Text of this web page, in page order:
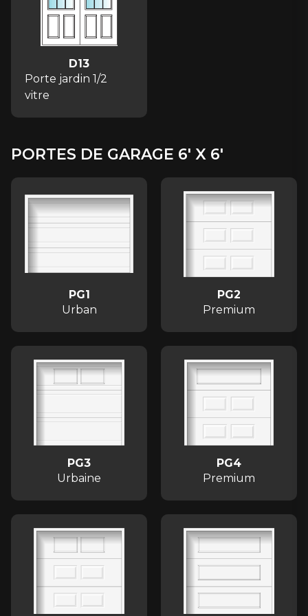
D13
Porte jardin 1/2
vitre
PORTES DE GARAGE 6' X 6'
PG1
Urban
PG2
Premium
PG3
Urbaine
PG4
Premium